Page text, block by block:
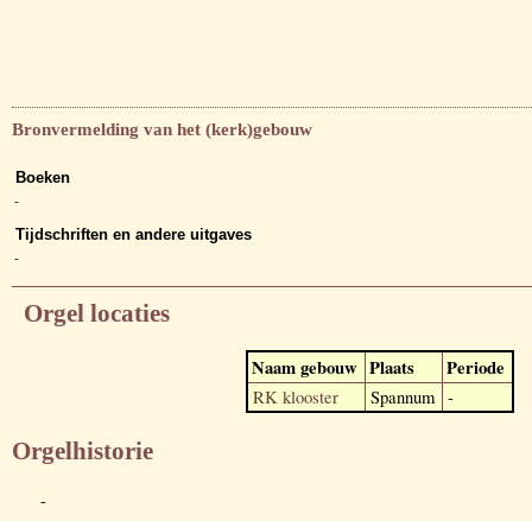
Bronvermelding van het (kerk)gebouw
Boeken
-
Tijdschriften en andere uitgaves
-
Orgel locaties
Naam gebouw Plaats Periode
RK klooster Spannum -
Orgelhistorie
-